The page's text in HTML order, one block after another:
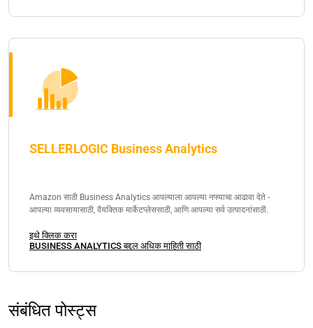
SELLERLOGIC Business Analytics
Amazon साठी Business Analytics आपल्याला आपल्या नफ्याचा आढावा देते -
आपल्या व्यवसायासाठी, वैयक्तिक मार्केटप्लेससाठी, आणि आपल्या सर्व उत्पादनांसाठी.
इथे क्लिक करा
BUSINESS ANALYTICS बद्दल अधिक माहिती साठी
संबंधित पोस्ट्स